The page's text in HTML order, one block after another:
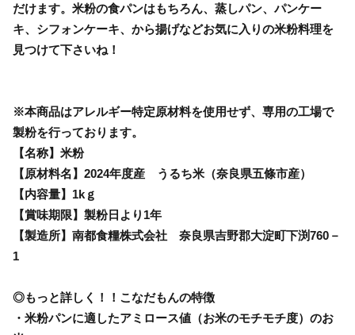
だけます。米粉の食パンはもちろん、蒸しパン、パンケー
キ、シフォンケーキ、から揚げなどお気に入りの米粉料理を
見つけて下さいね！
※本商品はアレルギー特定原材料を使用せず、専用の工場で
製粉を行っております。
【名称】米粉
【原材料名】2024年度産 うるち米（奈良県五條市産）
【内容量】1kｇ
【賞味期限】製粉日より1年
【製造所】南都食糧株式会社 奈良県吉野郡大淀町下渕760－
1
◎もっと詳しく！！こなだもんの特徴
・米粉パンに適したアミロース値（お米のモチモチ度）のお